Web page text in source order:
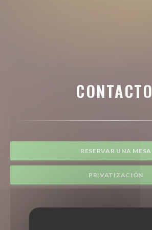
CONTACTO
RESERVAR UNA MESA
PRIVATIZACIÓN